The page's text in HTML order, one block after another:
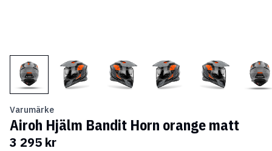
Varumärke
Airoh Hjälm Bandit Horn orange matt
3 295 kr